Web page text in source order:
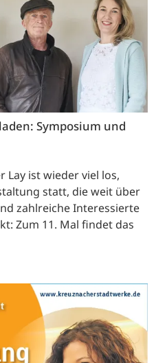
Symposium und
Lay ist wieder viel los,
statt, die weit über
zahlreiche Interessierte
Zum 11. Mal findet das